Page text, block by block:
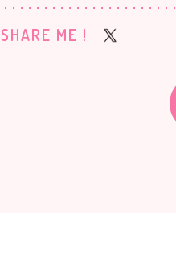
SHARE ME !